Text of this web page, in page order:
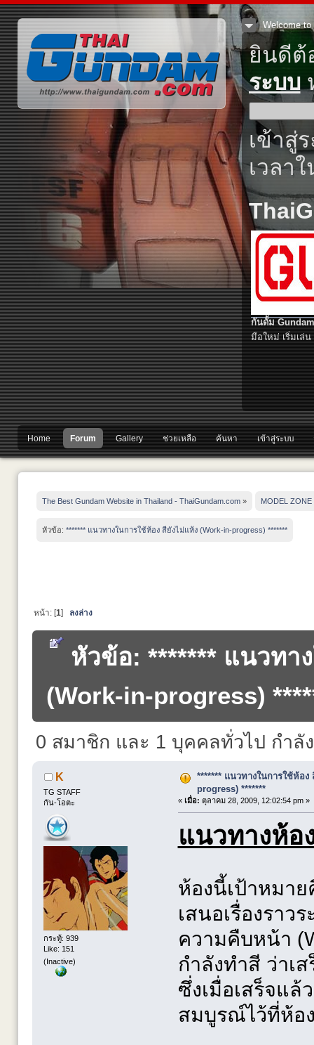
Welcome to
ยินดี
ระบบ
เข้าสู่
เวลา
กันดั้ม
มือใหม่ เริ่มเล่น
Home Forum Gallery ช่วยเหลือ ค้นหา เข้าสู่ระบบ
The Best Gundam Website in Thailand - ThaiGundam.com » MODEL ZONE
หัวข้อ: ******* แนวทางในการใช้ห้อง สียังไม่แห้ง (Work-in-progress) *******
หน้า: [1] ลงล่าง
หัวข้อ: ******* แนวทา
(Work-in-progress)
0 สมาชิก และ 1 บุคคลทั่วไป กำลั
K
TG STAFF
กัน-โอตะ
กระทู้: 939
Like: 151
(Inactive)
******* แนวทางในการใช้ห้อง
progress) *******
« เมื่อ: ตุลาคม 28, 2009, 12:02:54 pm »
แนวทางห้อ
ห้องนี้เป้าหมา
เสนอเรื่องราว
ความคืบหน้า
กำลังทำสี ว่าเ
ซึ่งเมื่อเสร็จแล้
สมบูรณ์ไว้ที่ห้อ